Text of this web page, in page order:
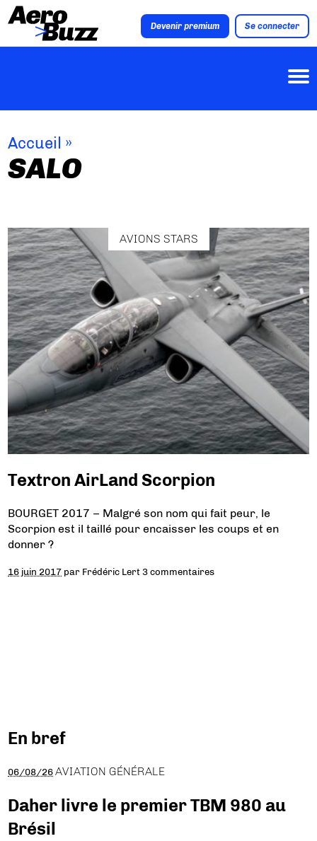
Devenir premium Se connecter
Accueil »
SALO
AVIONS STARS
Textron AirLand Scorpion
BOURGET 2017 – Malgré son nom qui fait peur, le
Scorpion est il taillé pour encaisser les coups et en
donner ?
16 juin 2017 par Frédéric Lert 3 commentaires
En bref
06/08/26 AVIATION GÉNÉRALE
Daher livre le premier TBM 980 au
Brésil